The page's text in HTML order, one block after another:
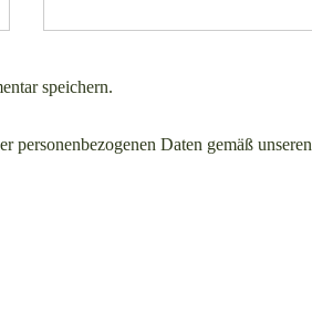
speichern.
personenbezogenen Daten gemäß unseren